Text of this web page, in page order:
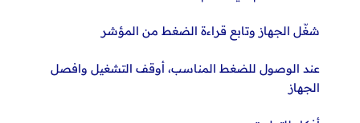
شغّل الجهاز وتابع قراءة الضغط من المؤشر
عند الوصول للضغط المناسب، أوقف التشغيل وافصل
الجهاز